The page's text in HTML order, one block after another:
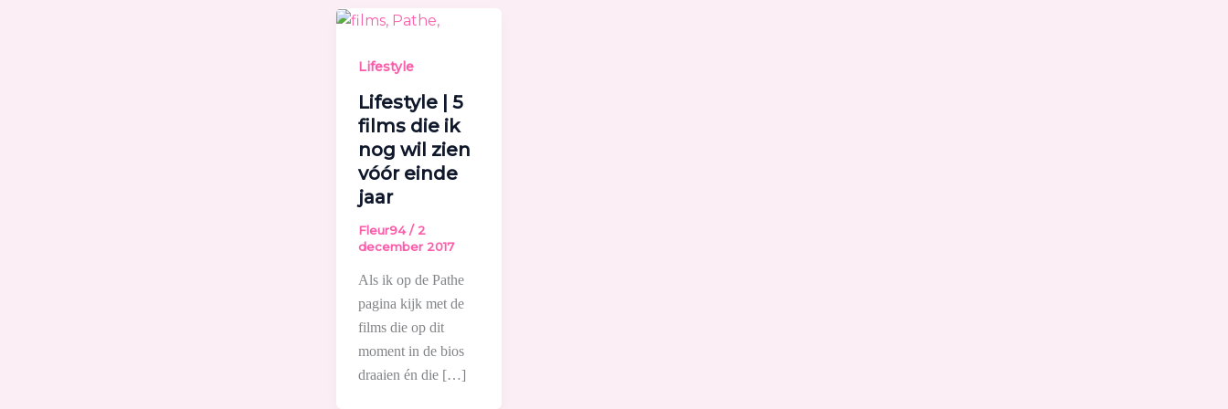
Lifestyle
Lifestyle | 5
films die ik
nog wil zien
vóór einde
jaar
Fleur94/ 2
december 2017
Als ik op de Pathe
pagina kijk met de
films die op dit
moment in de bios
draaien én die […]